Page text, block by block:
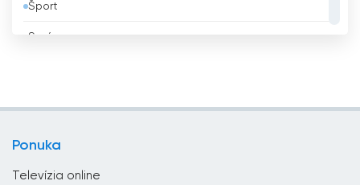
Bolívia
Šport
Správy
Ponuka
Televízia online